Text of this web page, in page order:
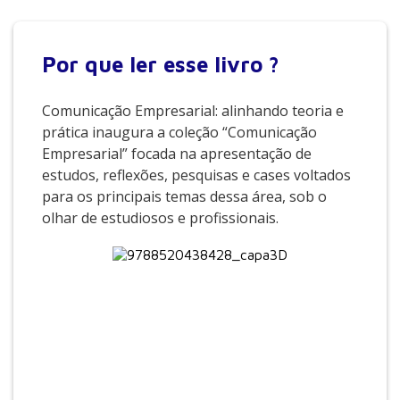
Por que ler esse livro ?
Comunicação Empresarial: alinhando teoria e
prática inaugura a coleção “Comunicação
Empresarial” focada na apresentação de
estudos, reflexões, pesquisas e cases voltados
para os principais temas dessa área, sob o
olhar de estudiosos e profissionais.